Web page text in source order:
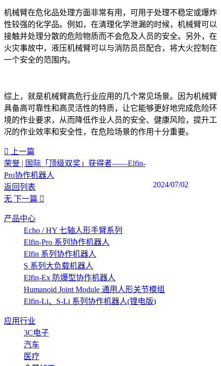
机械臂在危化品处理方面非常有用，可用于处理不稳定或爆炸
性较强的化学品。例如，在清理化学泄漏的时候，机械臂可以
接触并处理分散的危险物质而不会危及人员的安全。另外，在
火灾事故中，液压机械臂可以与消防员员配合，将大火控制在
一个安全的范围内。
综上，就是机械臂高危行业应用的几个常见场景。因为机械臂
具备高可靠性和高灵活性的特质，让它能够更好地完成危险环
境的作业要求，从而降低作业人员的安全、健康风险，提升工
况的作业效率和安全性，在危险场景的作用十分重要。‍
上一篇
荣誉 | 国际「顶级双奖」获得者——Elfin-
Pro协作机器人
2024/07/02
返回列表
无 下一篇
产品中心
Echo / HY 七轴人形手臂系列
Elfin-Pro 系列协作机器人
Elfin 系列协作机器人
S 系列大负载机器人
Elfin-Ex 防爆型协作机器人
Humanoid Joint Module 通用人形关节模组
Elfin-Li、S-Li 系列协作机器人(锂电版)
应用行业
3C电子
汽车
医疗